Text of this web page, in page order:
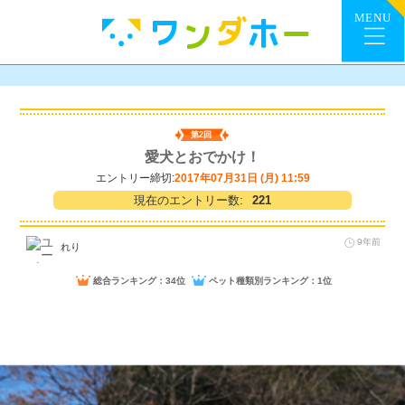
第2回
愛犬とおでかけ！
エントリー締切:2017年07月31日 (月) 11:59
現在のエントリー数: 221
れり 9年前
総合ランキング：34位 ペット種類別ランキング：1位